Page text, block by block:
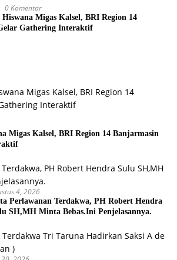
0 Komentar
Hiswana Migas Kalsel, BRI Region 14
Gathering Interaktif
Migas Kalsel, BRI Region 14 Banjarmasin
4, 2026
Perlawanan Terdakwa, PH Robert Hendra
SH,MH Minta Bebas.Ini Penjelasannya.